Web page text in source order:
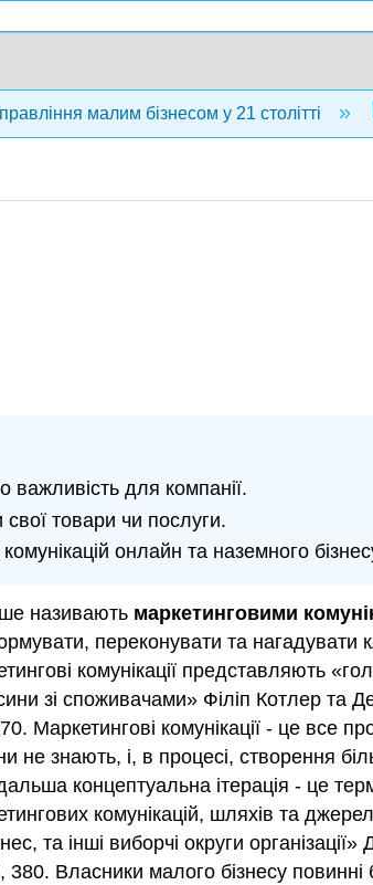
малим бізнесом у 21 столітті
важливість для компанії.
товари чи послуги.
онлайн та наземного
називають маркетинговими
переконувати та нагадувати
комунікації представляють
зі споживачами» Філіп Котлер та
Маркетингові комунікації - це все
знають, і, в процесі, створення
концептуальна ітерація - це
комунікацій, шляхів та
та інші виборчі округи
Власники малого бізнесу повинні